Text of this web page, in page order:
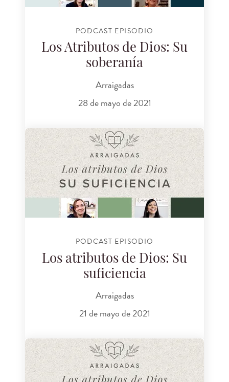
PODCAST EPISODIO
Los Atributos de Dios: Su
soberanía
Arraigadas
28 de mayo de 2021
PODCAST EPISODIO
Los atributos de Dios: Su
suficiencia
Arraigadas
21 de mayo de 2021